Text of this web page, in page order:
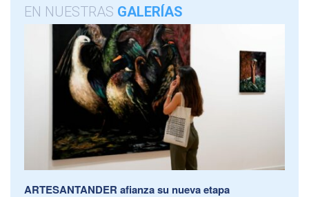
EN NUESTRAS GALERÍAS
ARTESANTANDER afianza su nueva etapa